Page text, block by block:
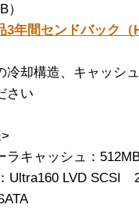
）
3年間センドバック
冷却構造、キャッシ
さい
ラキャッシュ：
Ultra160 LVD SCSI